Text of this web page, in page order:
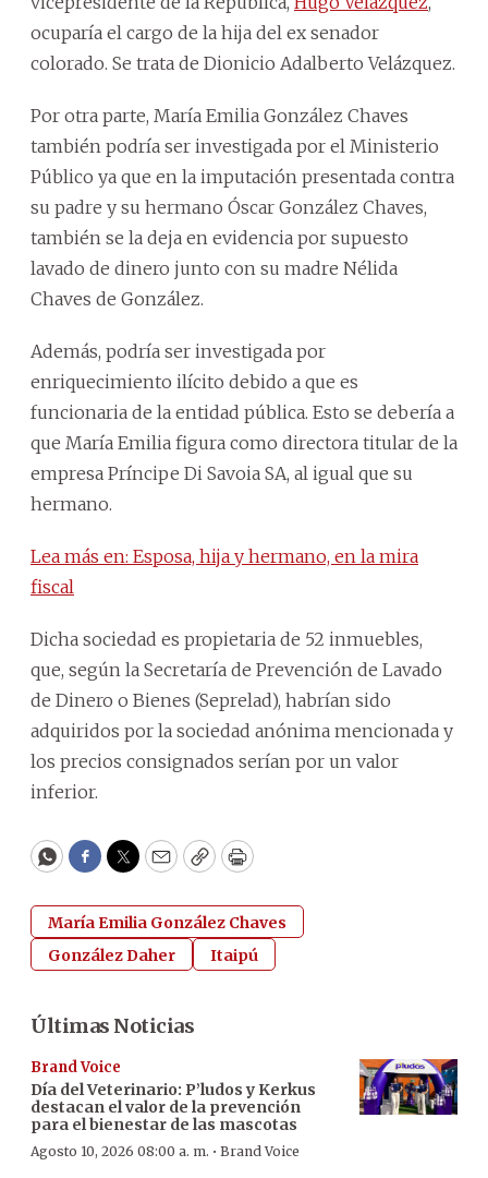
ocuparía el cargo de la hija del ex senador
colorado. Se trata de Dionicio Adalberto Velázquez.
Por otra parte, María Emilia González Chaves
también podría ser investigada por el Ministerio
Público ya que en la imputación presentada contra
su padre y su hermano Óscar González Chaves,
también se la deja en evidencia por supuesto
lavado de dinero junto con su madre Nélida
Chaves de González.
Además, podría ser investigada por
enriquecimiento ilícito debido a que es
funcionaria de la entidad pública. Esto se debería a
que María Emilia figura como directora titular de la
empresa Príncipe Di Savoia SA, al igual que su
hermano.
Lea más en: Esposa, hija y hermano, en la mira
fiscal
Dicha sociedad es propietaria de 52 inmuebles,
que, según la Secretaría de Prevención de Lavado
de Dinero o Bienes (Seprelad), habrían sido
adquiridos por la sociedad anónima mencionada y
los precios consignados serían por un valor
inferior.
WhatsApp
Facebook
Twitter
EmailCopyPrint
María Emilia González Chaves
González Daher
Itaipú
Últimas Noticias
Brand Voice
Día del Veterinario: P’ludos y Kerkus
destacan el valor de la prevención
para el bienestar de las mascotas
Agosto 10, 2026 08:00 a. m. · Brand Voice